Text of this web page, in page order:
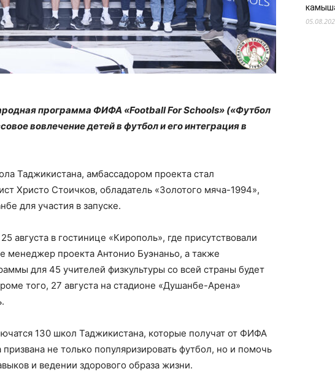
программа ФИФА «Football For Schools» («Футбол
вовлечение детей в футбол и его интеграция в
Таджикистана, амбассадором проекта стал
Христо Стоичков, обладатель «Золотого мяча-1994»,
для участия в запуске.
августа в гостинице «Кирополь», где присутствовали
менеджер проекта Антонио Буэнаньо, а также
для 45 учителей физкультуры со всей страны будет
того, 27 августа на стадионе «Душанбе-Арена»
130 школ Таджикистана, которые получат от ФИФА
не только популяризировать футбол, но и помочь
и ведении здорового образа жизни.